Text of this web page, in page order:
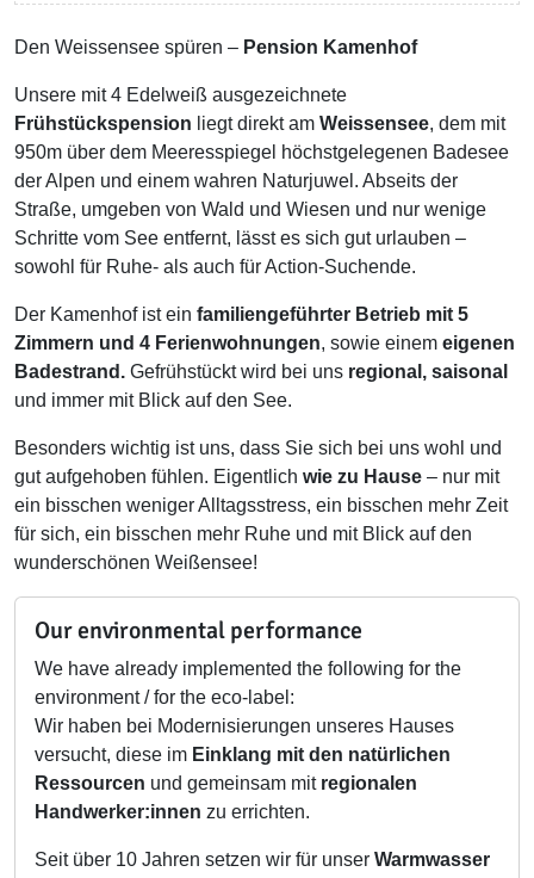
Den Weissensee spüren – Pension Kamenhof
Unsere mit 4 Edelweiß ausgezeichnete
Frühstückspension liegt direkt am Weissensee, dem mit
950m über dem Meeresspiegel höchstgelegenen Badesee
der Alpen und einem wahren Naturjuwel. Abseits der
Straße, umgeben von Wald und Wiesen und nur wenige
Schritte vom See entfernt, lässt es sich gut urlauben –
sowohl für Ruhe- als auch für Action-Suchende.
Der Kamenhof ist ein familiengeführter Betrieb mit 5
Zimmern und 4 Ferienwohnungen, sowie einem eigenen
Badestrand. Gefrühstückt wird bei uns regional, saisonal
und immer mit Blick auf den See.
Besonders wichtig ist uns, dass Sie sich bei uns wohl und
gut aufgehoben fühlen. Eigentlich wie zu Hause – nur mit
ein bisschen weniger Alltagsstress, ein bisschen mehr Zeit
für sich, ein bisschen mehr Ruhe und mit Blick auf den
wunderschönen Weißensee!
Our environmental performance
We have already implemented the following for the
environment / for the eco-label:
Wir haben bei Modernisierungen unseres Hauses
versucht, diese im Einklang mit den natürlichen
Ressourcen und gemeinsam mit regionalen
Handwerker:innen zu errichten.
Seit über 10 Jahren setzen wir für unser Warmwasser